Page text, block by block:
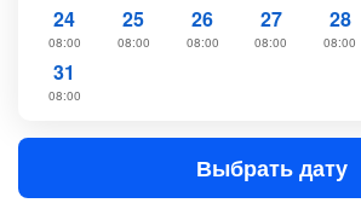
24
08:00
25
08:00
26
08:00
27
08:00
28
08:00
31
08:00
Выбрать дату